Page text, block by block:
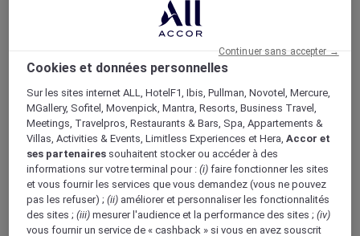
Mercure, axé sur la culture locale et la gastronomie.
Boutique Mercure
Programme de fidélité
Retour
Découvrir le programme
Abonnements ALL Accor+
Cookies et données personnelles
Sur les sites internet ALL, HotelF1, Ibis, Pullman, Novotel, Mercure,
MGallery, Sofitel, Movenpick, Mantra, Resorts, Business Travel,
Meetings, Travelpros, Restaurants & Bars, Spa, Appartements &
Villas, Activities & Events, Limitless Experiences et Hera,Accor et
ses partenaires souhaitent stocker ou accéder à des
informations sur votre terminal pour :(i) faire fonctionner les sites
et vous fournir les services que vous demandez (vous ne pouvez
pas les refuser) ;(ii) améliorer et personnaliser les fonctionnalités
des sites ;(iii) mesurer l'audience et la performance des sites ;(iv)
vous fournir un service de « cashback » si vous en avez souscrit
Continuer sans accepter →